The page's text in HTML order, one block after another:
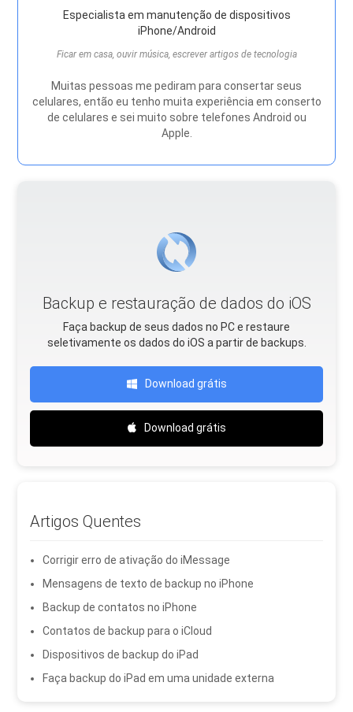
Especialista em manutenção de dispositivos
iPhone/Android
Ficar em casa, ouvir música, escrever artigos de tecnologia
Muitas pessoas me pediram para consertar seus
celulares, então eu tenho muita experiência em conserto
de celulares e sei muito sobre telefones Android ou
Apple.
Backup e restauração de dados do iOS
Faça backup de seus dados no PC e restaure
seletivamente os dados do iOS a partir de backups.
Download grátis
Download grátis
Artigos Quentes
Corrigir erro de ativação do iMessage
Mensagens de texto de backup no iPhone
Backup de contatos no iPhone
Contatos de backup para o iCloud
Dispositivos de backup do iPad
Faça backup do iPad em uma unidade externa